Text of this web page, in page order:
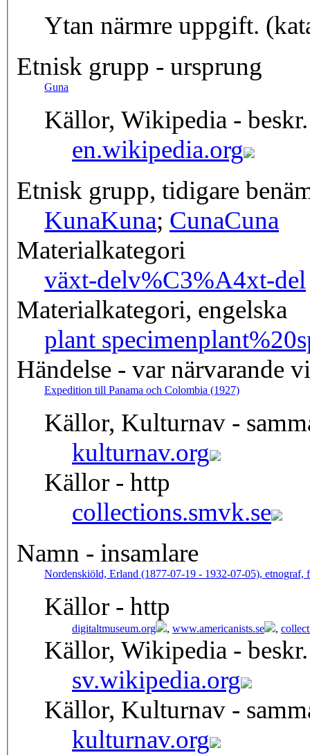
Ytan närmre uppgift.
Etnisk grupp - ursprung
Guna
Källor, Wikipedia -
en.wikipedia.org
Etnisk grupp, tidigare
KunaKuna; CunaCuna
Materialkategori
växt-delv%C3%A4xt-del
Materialkategori, engelska
plant specimen
Händelse - var närvarande
Expedition till Panama och Colombia (1927)
Källor, Kulturnav -
kulturnav.org
Källor - http
collections.smvk.se
Namn - insamlare
Nordenskiöld, Erland (1877-07-19 - 1932-07-05), etnograf,
Källor - http
digitaltmuseum.org , www.americanists.se ,
Källor, Wikipedia -
sv.wikipedia.org
Källor, Kulturnav -
kulturnav.org